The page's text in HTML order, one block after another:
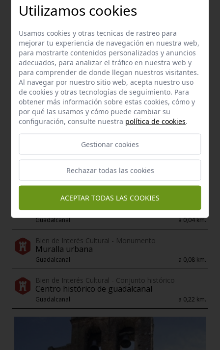
Capilla de san vicente
Guadalcanal a 0,04 km.
Bien de Interés Cultural - Monumento
Iglesia de santa maría de la asunción
Guadalcanal a 0,04 km.
Bien de Interés Cultural - Monumento
Muralla urbana
Guadalcanal a 0,08 km.
Bien de Interés Cultural - Conjunto histórico
Centro histórico de guadalcanal
Guadalcanal a 0,22 km.
Utilizamos cookies
Usamos cookies y otras tecnicas de rastreo para
mejorar tu experiencia de navegación en nuestra web,
para mostrarte contenidos personalizados y anuncios
adecuados, para analizar el tráfico en nuestra web y
para comprender de donde llegan nuestros visitantes.
Al navegar por nuestro sitio web, acepta nuestro uso
de cookies y otras tecnologías de seguimiento. Para
obtener más información sobre estas cookies, cómo y
por qué las usamos y cómo puede cambiar su
configuración, consulte nuestra política de cookies.
Gestionar cookies
Rechazar todas las cookies
ACEPTAR TODAS LAS COOKIES